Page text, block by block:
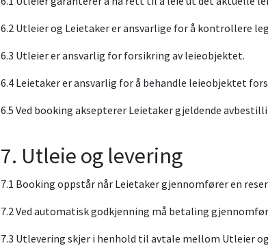
6.2 Utleier og Leietaker er ansvarlige for å kontrollere
6.3 Utleier er ansvarlig for forsikring av leieobjektet.
6.4 Leietaker er ansvarlig for å behandle leieobjektet
6.5 Ved booking aksepterer Leietaker gjeldende
7. Utleie og levering
7.1 Booking oppstår når Leietaker gjennomfører en
7.2 Ved automatisk godkjenning må betaling
7.3 Utlevering skjer i henhold til avtale mellom Utleier